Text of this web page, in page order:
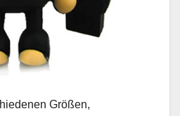
Größen,